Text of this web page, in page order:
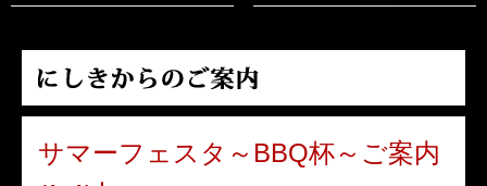
サマーフェスタ～BBQ杯～ご案内